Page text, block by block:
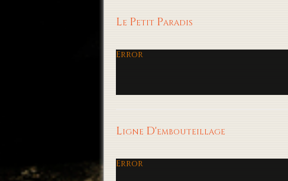
Le Petit Paradis
Error
Ligne D'embouteillage
Error